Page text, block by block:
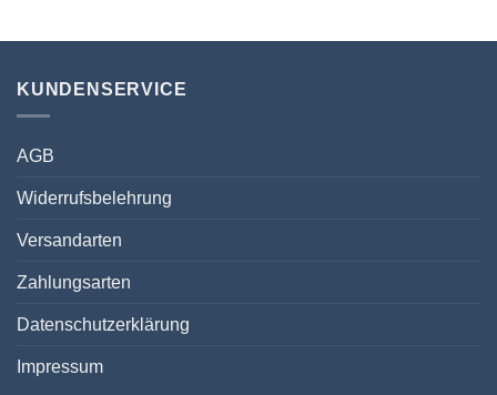
KUNDENSERVICE
AGB
Widerrufsbelehrung
Versandarten
Zahlungsarten
Datenschutzerklärung
Impressum